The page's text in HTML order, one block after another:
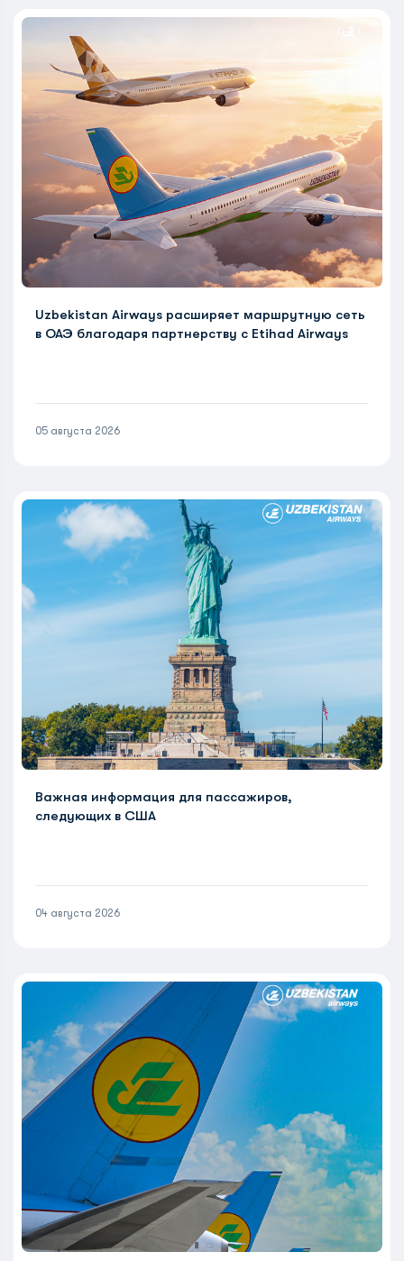
Uzbekistan Airways расширяет маршрутную сеть
в ОАЭ благодаря партнерству с Etihad Airways
05 августа 2026
Важная информация для пассажиров,
следующих в США
04 августа 2026